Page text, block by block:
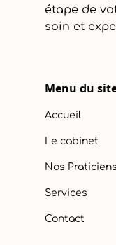
étape de
soin et
Menu du
Accueil
Le cabinet
Nos Praticiens
Services
Contact